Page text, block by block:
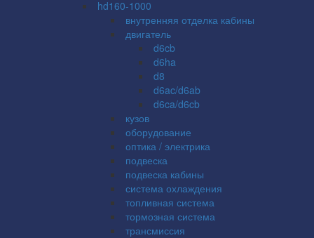
hd160-1000
внутренняя отделка кабины
двигатель
d6cb
d6ha
d8
d6ac/d6ab
d6ca/d6cb
кузов
оборудование
оптика / электрика
подвеска
подвеска кабины
система охлаждения
топливная система
тормозная система
трансмиссия